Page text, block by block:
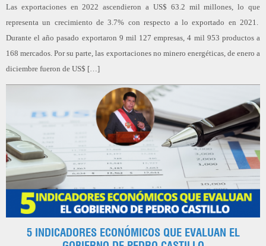
Las exportaciones en 2022 ascendieron a US$ 63.2 mil millones, lo que
representa un crecimiento de 3.7% con respecto a lo exportado en 2021.
Durante el año pasado exportaron 9 mil 127 empresas, 4 mil 953 productos a
168 mercados. Por su parte, las exportaciones no minero energéticas, de enero a
diciembre fueron de US$ […]
5 INDICADORES ECONÓMICOS QUE EVALUAN EL